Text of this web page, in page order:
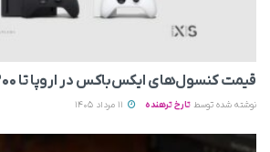
قیمت کنسول‌های ایکس‌باکس در اروپا تا ۲۰۰ یورو افزایش یافت
نوشته شده توسط تارخ ترهنده